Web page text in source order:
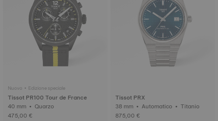
Nuovo • Edizione speciale
Tissot PR100 Tour de France
40 mm • Quarzo
475,00 €
Tissot PRX
38 mm • Automatico • Titanio
875,00 €